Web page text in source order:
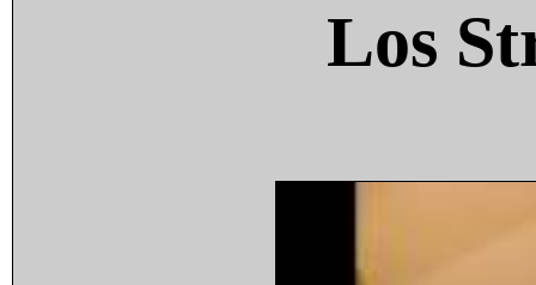
Los